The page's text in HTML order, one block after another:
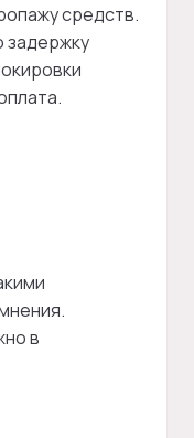
средств.
задержку
в